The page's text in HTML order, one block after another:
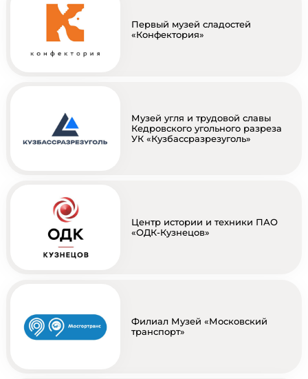
Первый музей сладостей
«Конфектория»
Музей угля и трудовой славы
Кедровского угольного разреза
УК «Кузбассразрезуголь»
Центр истории и техники ПАО
«ОДК-Кузнецов»
Филиал Музей «Московский
транспорт»